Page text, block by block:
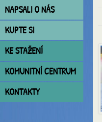
NAPSALI O NÁS
KUPTE SI
KE STAŽENÍ
KOMUNITNÍ CENTRUM
KONTAKTY